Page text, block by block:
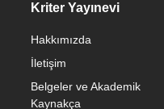
Kriter Yayınevi
Hakkımızda
İletişim
Belgeler ve Akademik
Kaynakça